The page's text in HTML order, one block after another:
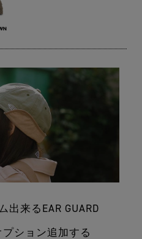
出来るEAR GUARD
ション追加する